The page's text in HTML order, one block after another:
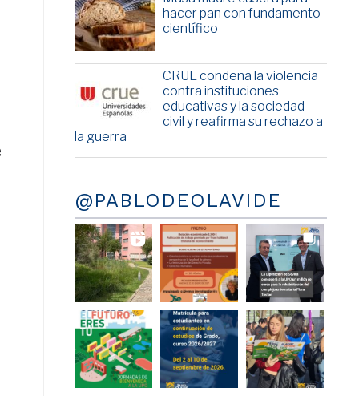
hacer pan con fundamento
científico
CRUE condena la violencia
contra instituciones
educativas y la sociedad
civil y reafirma su rechazo a
la guerra
@PABLODEOLAVIDE